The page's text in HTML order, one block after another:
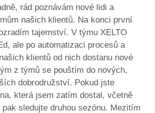
rád poznávám nové lidi a
našich klientů. Na konci první
tajemství. V týmu XELTO
ale po automatizaci procesů a
klientů od nich dostanu nové
z týmů se pouštím do nových,
dobrodružství. Pokud jste
která jsem zatím dostal, včetně
sledujte druhou sezónu. Mezitím